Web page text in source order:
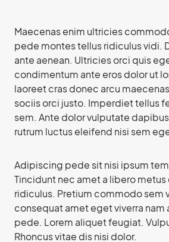
Maecenas enim ultricies
pede montes tellus ridiculus vidi.
ante aenean. Ultricies orci quis
condimentum ante eros dolor ut
laoreet cras donec arcu
sociis orci justo. Imperdiet tellus
sem. Ante dolor vulputate
rutrum luctus eleifend nisi sem
Adipiscing pede sit nisi ipsum
Tincidunt nec amet a libero
ridiculus. Pretium commodo sem
consequat amet eget viverra nam
pede. Lorem aliquet feugiat.
Rhoncus vitae dis nisi dolor.